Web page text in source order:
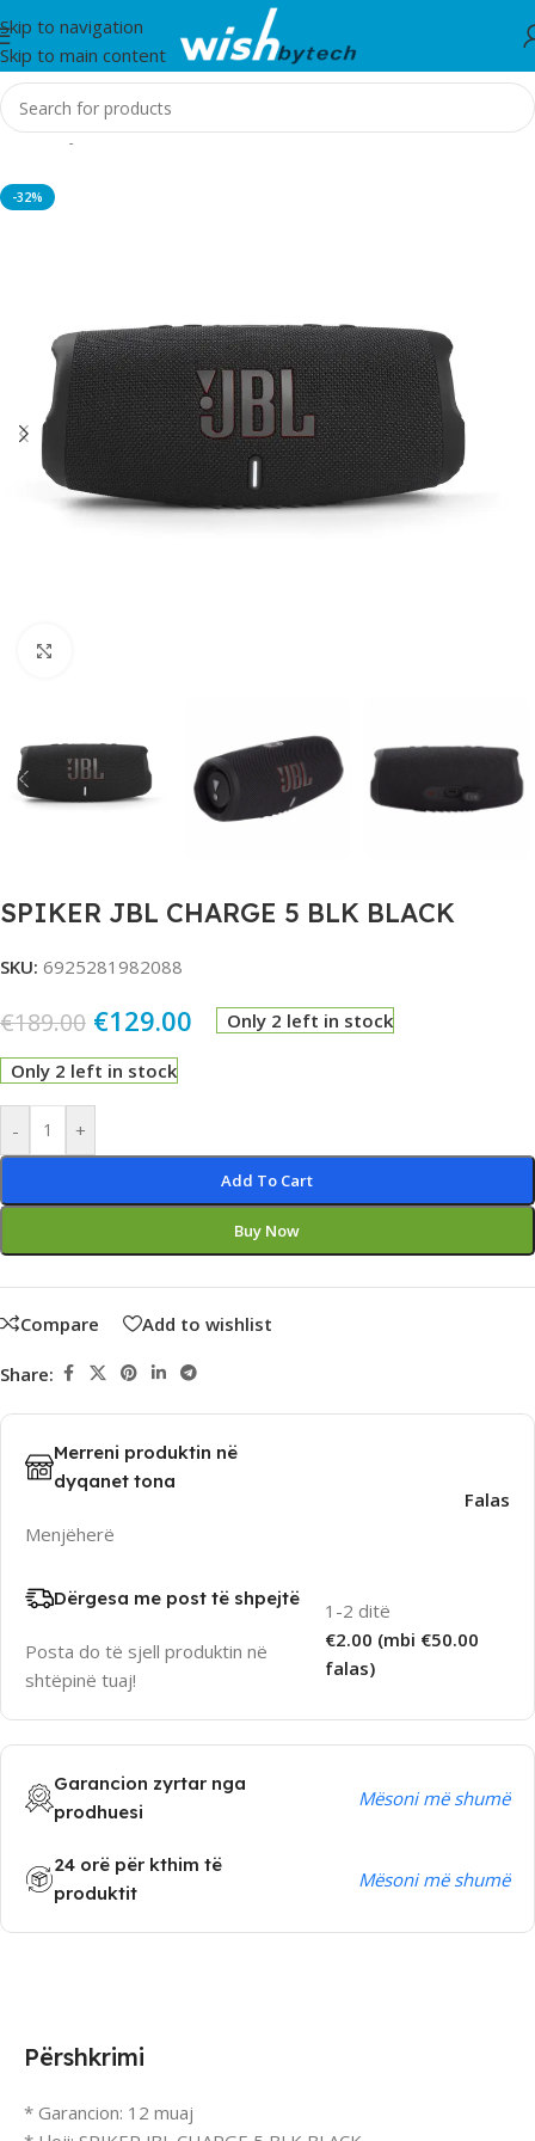
Skip to navigation
Skip to main content
Home/JBL
-32%
SPIKER JBL CHARGE 5 BLK BLACK
SKU: 6925281982088
€189.00 €129.00 Only 2 left in stock
Only 2 left in stock
- +
Add To Cart
Buy Now
Alternative:
Compare Add to wishlist
Share:
Merreni produktin në
dyqanet tona
Menjëherë
Falas
Dërgesa me post të shpejtë
Posta do të sjell produktin në
shtëpinë tuaj!
1-2 ditë
€2.00 (mbi €50.00
falas)
Garancion zyrtar nga
prodhuesi
Mësoni më shumë
24 orë për kthim të
produktit
Mësoni më shumë
Përshkrimi
* Garancion: 12 muaj